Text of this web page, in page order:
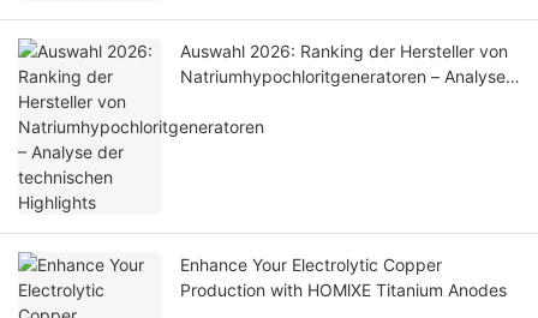
Auswahl 2026: Ranking der Hersteller von
Natriumhypochloritgeneratoren – Analyse
Enhance Your Electrolytic Copper
Production with HOMlXE Titanium Anodes